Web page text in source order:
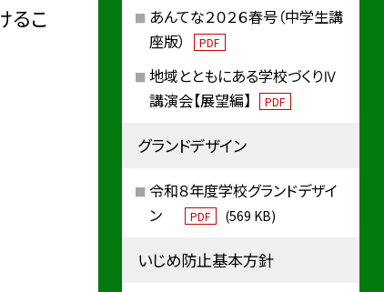
るこ
あんてな２０２６春号（中学生講
座版）
PDF
地域とともにある学校づくりⅣ
講演会【展望編】
PDF
グランドデザイン
令和８年度学校グランドデザイ
ン
PDF (569 KB)
いじめ防止基本方針